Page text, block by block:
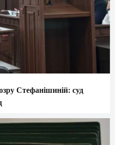
Стефанішиній: суд